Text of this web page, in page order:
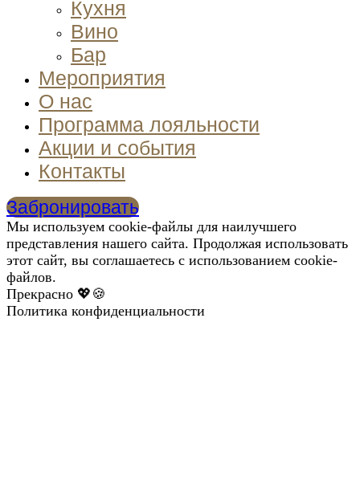
Кухня
Вино
Бар
Мероприятия
О нас
Программа лояльности
Акции и события
Контакты
Забронировать
Мы используем cookie-файлы для наилучшего
представления нашего сайта. Продолжая использовать
этот сайт, вы соглашаетесь с использованием cookie-
файлов.
Прекрасно 💖🍪
Политика конфиденциальности